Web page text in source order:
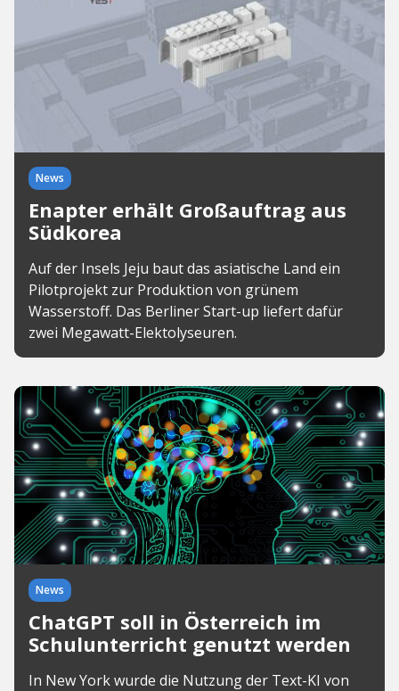
News
Enapter erhält Großauftrag aus
Südkorea
Auf der Insels Jeju baut das asiatische Land ein
Pilotprojekt zur Produktion von grünem
Wasserstoff. Das Berliner Start-up liefert dafür
zwei Megawatt-Elektolyseuren.
News
ChatGPT soll in Österreich im
Schulunterricht genutzt werden
In New York wurde die Nutzung der Text-KI von